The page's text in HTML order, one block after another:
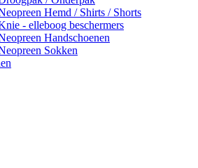
Hemd / Shirts / Shorts
- elleboog beschermers
Handschoenen
Sokken